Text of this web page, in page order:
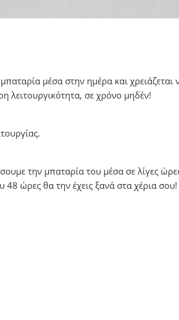
μέσα στην ημέρα και χρειάζεται
λειτουργικότητα, σε χρόνο μηδέν!
την μπαταρία του μέσα σε λίγες
ώρες θα την έχεις ξανά στα χέρια σου!